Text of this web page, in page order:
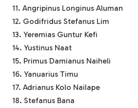
11. Angripinus Longinus Aluman
12. Godifridus Stefanus Lim
13. Yeremias Guntur Kefi
14. Yustinus Naat
15. Primus Damianus Naiheli
16. Yanuarius Timu
17. Adrianus Kolo Nailape
18. Stefanus Bana